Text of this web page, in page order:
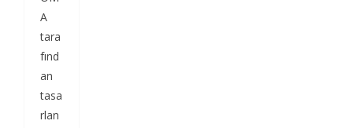
A
tara
fınd
an
tasa
rlan